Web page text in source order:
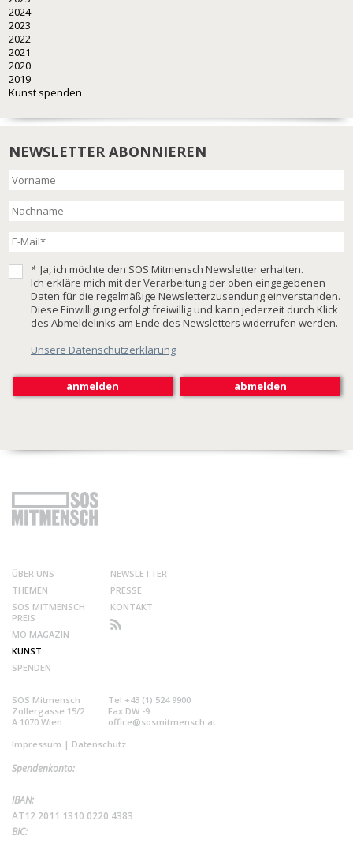
2024
2023
2022
2021
2020
2019
Kunst spenden
NEWSLETTER ABONNIEREN
* Ja, ich möchte den SOS Mitmensch Newsletter erhalten.
Ich erkläre mich mit der Verarbeitung der oben eingegebenen
Daten für die regelmäßige Newsletterzusendung einverstanden.
Diese Einwilligung erfolgt freiwillig und kann jederzeit durch Klick
des Abmeldelinks am Ende des Newsletters widerrufen werden.
Unsere Datenschutzerklärung
ÜBER UNS
THEMEN
SOS MITMENSCH
PREIS
MO MAGAZIN
KUNST
SPENDEN
NEWSLETTER
PRESSE
KONTAKT
SOS Mitmensch
Zollergasse 15/2
A 1070 Wien
Tel +43 (1) 524 9900
Fax DW -9
office@sosmitmensch.at
Impressum | Datenschutz
Spendenkonto:
IBAN:
AT12 2011 1310 0220 4383
BIC: